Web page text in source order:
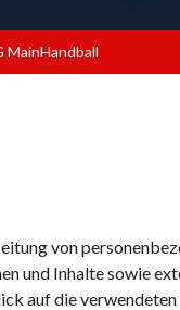
MainHandball
von
und Inhalte sowie
auf die